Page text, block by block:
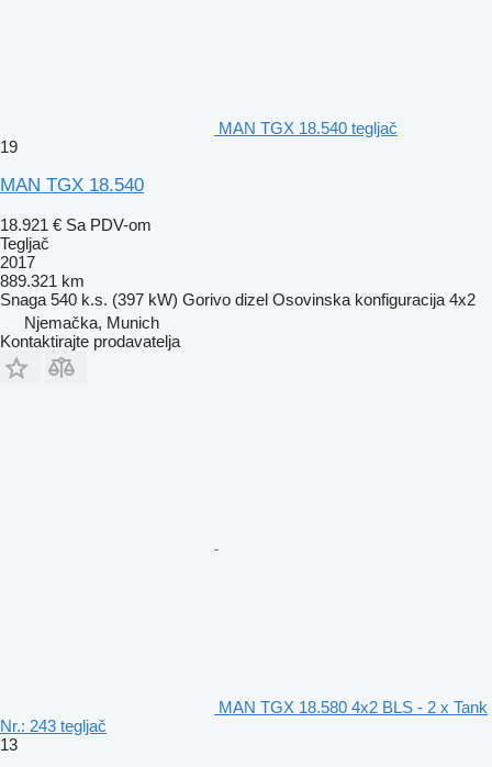
MAN TGX 18.540 tegljač
19
MAN TGX 18.540
18.921 € Sa PDV-om
Tegljač
2017
889.321 km
Snaga 540 k.s. (397 kW) Gorivo dizel Osovinska konfiguracija 4x2
Njemačka, Munich
Kontaktirajte prodavatelja
MAN TGX 18.580 4x2 BLS - 2 x Tank
Nr.: 243 tegljač
13